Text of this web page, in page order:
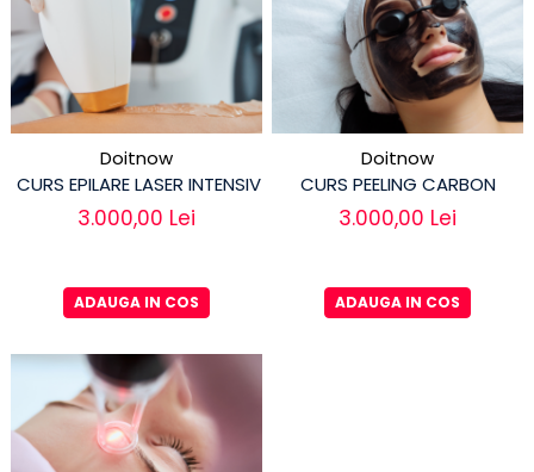
Doitnow
CURS EPILARE LASER INTENSIV
3.000,00 Lei
ADAUGA IN COS
Doitnow
CURS PEELING CARBON
3.000,00 Lei
ADAUGA IN COS